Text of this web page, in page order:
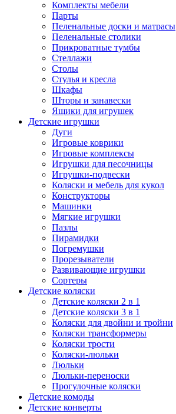
Комплекты мебели
Парты
Пеленальные доски и матрасы
Пеленальные столики
Прикроватные тумбы
Стеллажи
Столы
Стулья и кресла
Шкафы
Шторы и занавески
Ящики для игрушек
Детские игрушки
Дуги
Игровые коврики
Игровые комплексы
Игрушки для песочницы
Игрушки-подвески
Коляски и мебель для кукол
Конструкторы
Машинки
Мягкие игрушки
Пазлы
Пирамидки
Погремушки
Прорезыватели
Развивающие игрушки
Сортеры
Детские коляски
Детские коляски 2 в 1
Детские коляски 3 в 1
Коляски для двойни и тройни
Коляски трансформеры
Коляски трости
Коляски-люльки
Люльки
Люльки-переноски
Прогулочные коляски
Детские комоды
Детские конверты